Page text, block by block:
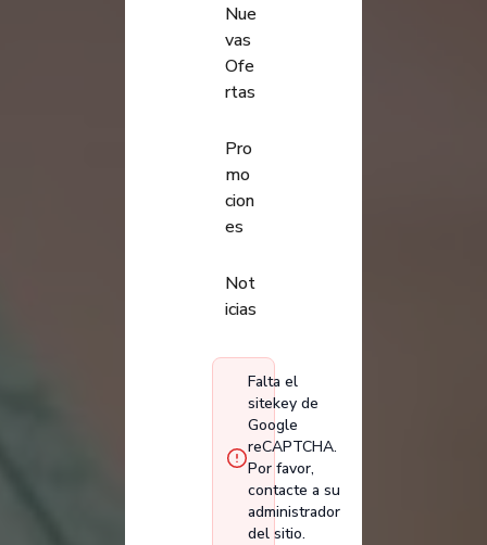
Nue
vas
Ofe
rtas
Pro
mo
cion
es
Not
icias
Falta el
sitekey de
Google
reCAPTCHA.
Por favor,
contacte a su
administrador
del sitio.